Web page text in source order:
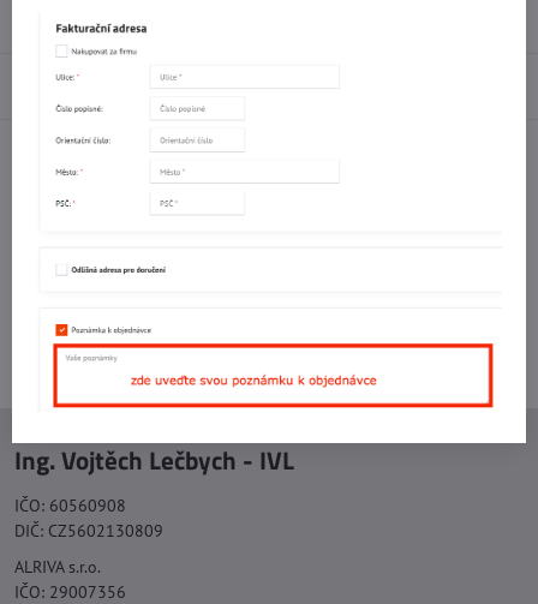
Recenze 0
Diskuse
Facebook Twitter
Kontaktujte nás:
+420 577 523 563
Ing. Vojtěch Lečbych - IVL
IČO: 60560908
DIČ: CZ5602130809
ALRIVA s.r.o.
IČO: 29007356